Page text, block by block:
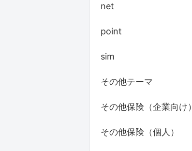
net
point
sim
その他テーマ
その他保険（企業向け）
その他保険（個人）